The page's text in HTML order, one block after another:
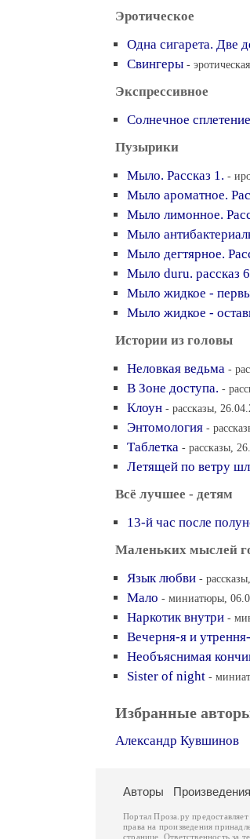
Эротическое
Одна сигарета. Две
Свингеры -
Экспрессивное
Солнечное сплетение
Пузырики
Мыло. Рассказ 1. -
Мыло ароматное.
Мыло лимонное.
Мыло
Мыло дегтярное.
Мыло duru. рассказ
Мыло жидкое -
Мыло жидкое -
Истории из головы
Неловкая ведьма -
В Зоне доступа. -
Клоун - рассказы,
Энтомология -
Таблетка - рассказы,
Летящей по ветру
Всё лучшее - детям
13-й час после
Маленьких мыслей
Язык любви -
Мало - миниатюры,
Наркотик внутри -
Вечерня-я и
Необъяснимая
Sister of night -
Избранные
Александр Кувшинов
Авторы Произведения
Портал Проза.ру
права на произведения
странице. Ответственность за